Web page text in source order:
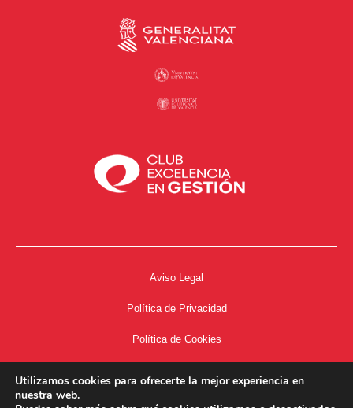
Aviso Legal
Política de Privacidad
Política de Cookies
Utilizamos cookies para ofrecerte la mejor experiencia en
nuestra web.